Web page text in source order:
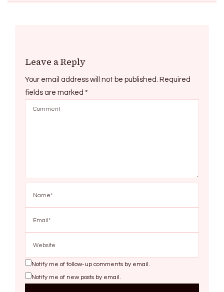
Leave a Reply
Your email address will not be published. Required
fields are marked *
Notify me of follow-up comments by email.
Notify me of new posts by email.